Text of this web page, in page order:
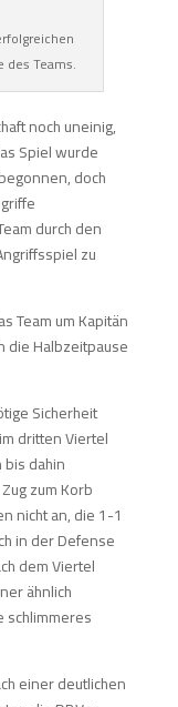
Teams.
noch uneinig,
Spiel wurde
doch
durch den
zu
Team um Kapitän
die Halbzeitpause
Sicherheit
dritten Viertel
dahin
zum Korb
nicht an, die 1-1
in der Defense
dem Viertel
ähnlich
schlimmeres
einer deutlichen